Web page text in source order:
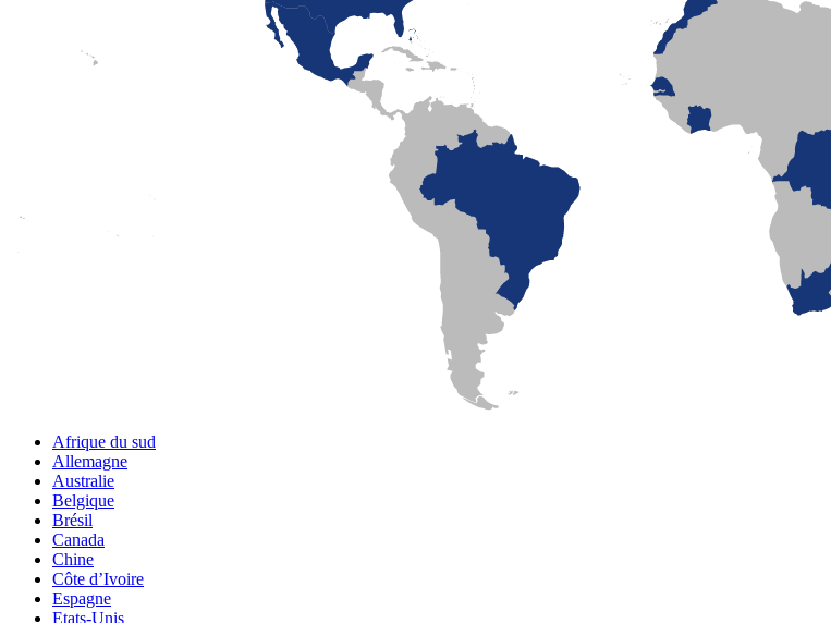
Afrique du sud
Allemagne
Australie
Belgique
Brésil
Canada
Chine
Côte d’Ivoire
Espagne
Etats-Unis